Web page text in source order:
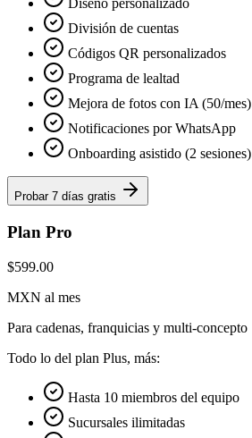
Diseño personalizado
División de cuentas
Códigos QR personalizados
Programa de lealtad
Mejora de fotos con IA (50/mes)
Notificaciones por WhatsApp
Onboarding asistido (2 sesiones)
Probar 7 días gratis
Plan Pro
$599.00
MXN al mes
Para cadenas, franquicias y multi-concepto
Todo lo del plan Plus, más:
Hasta 10 miembros del equipo
Sucursales ilimitadas